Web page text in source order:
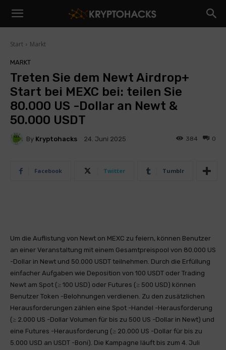
Start Markt
MARKT
Treten Sie dem Newt Airdrop+
Start bei MEXC bei: teilen Sie
80.000 US -Dollar an Newt &
50.000 USDT
By Kryptohacks 24. Juni 2025 0
384
Facebook Twitter Tumblr
Um die Auflistung von Newt on MEXC zu feiern, können Benutzer
an einer Veranstaltung mit einem Gesamtpreispool von 80.000 US
-Dollar in Newt und 50.000 USDT teilnehmen. Durch die Erfüllung
einfacher Aufgaben wie Deposition von 100 USDT oder Trading
Newt am Spot (≥ 100 USD) oder Futures (≥ 500 USD) können
Benutzer Token -Belohnungen verdienen. Zu den zusätzlichen
Herausforderungen zählen eine Spot -Handel -Herausforderung
(≥ 2.000 US -Dollar Volumen für bis zu 500 US -Dollar in Newt) und
eine Futures -Herausforderung (≥ 20.000 US -Dollar für bis zu
5.000 USD an USDT -Boni). Die Kampagne läuft bis zum 4. Juli